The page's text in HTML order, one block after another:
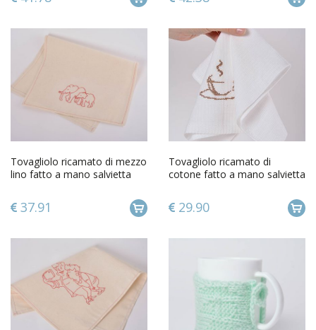
Tovagliolo ricamato di mezzo
lino fatto a mano salvietta
37.91
Tovagliolo ricamato di
cotone fatto a mano salvietta
29.90